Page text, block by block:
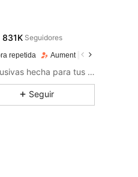
831K
repetida Aumento de seguidores
Marca LUV de ropa interior de tallas inclusivas hecha para tus curvas
Seguir